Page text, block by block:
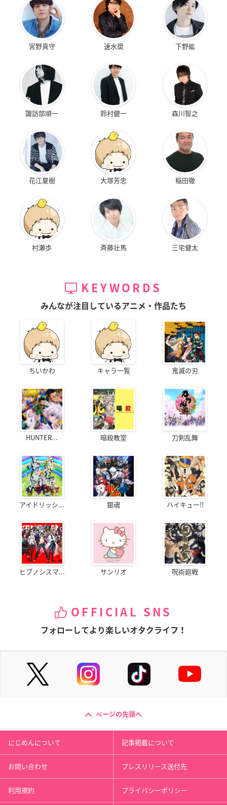
宮野真守 速水奨 下野紘
諏訪部順一 鈴村健一 森川智之
花江夏樹 大塚芳忠 稲田徹
村瀬歩 斉藤壮馬 三宅健太
KEYWORDS
みんなが注目しているアニメ・作品たち
ちいかわ キャラ一覧 鬼滅の刃
HUNTER... 暗殺教室 刀剣乱舞
アイドリッシ... 銀魂 ハイキュー!!
ヒプノシスマ... サンリオ 呪術廻戦
OFFICIAL SNS
フォローしてより楽しいオタクライフ！
ページの先頭へ
にじめんについて 記事掲載について
お問い合わせ プレスリリース送付先
利用規約 プライバシーポリシー